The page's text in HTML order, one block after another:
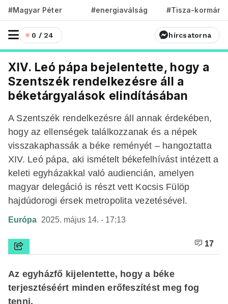
#Magyar Péter #energiaválság #Tisza-kormány
0 / 24 hírcsatorna
XIV. Leó pápa bejelentette, hogy a
Szentszék rendelkezésre áll a
béketárgyalások elindításában
A Szentszék rendelkezésre áll annak érdekében,
hogy az ellenségek találkozzanak és a népek
visszakaphassák a béke reményét – hangoztatta
XIV. Leó pápa, aki ismételt békefelhívást intézett a
keleti egyházakkal való audiencián, amelyen
magyar delegáció is részt vett Kocsis Fülöp
hajdúdorogi érsek metropolita vezetésével.
Európa 2025. május 14. - 17:13
17
Az egyházfő kijelentette, hogy a béke
terjesztéséért minden erőfeszítést meg fog
tenni.